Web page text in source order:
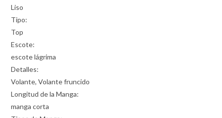
Liso
Tipo:
Top
Escote:
escote lágrima
Detalles:
Volante, Volante fruncido
Longitud de la Manga:
manga corta